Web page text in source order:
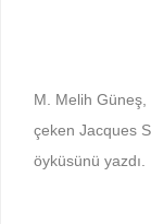
M. Melih Güneş,
çeken Jacques
öyküsünü yazdı.